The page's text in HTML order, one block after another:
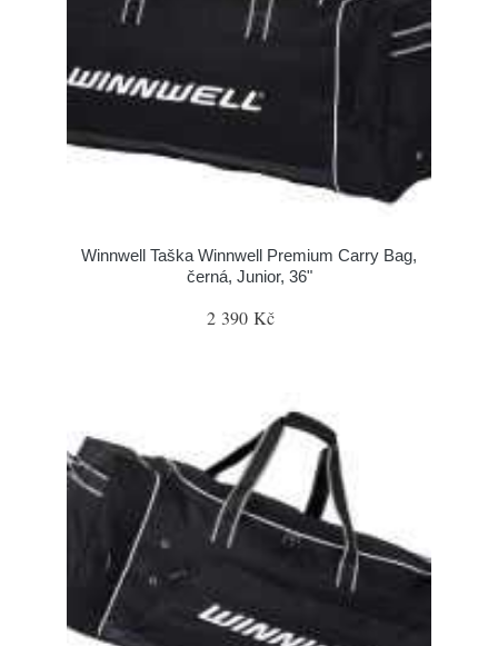
Winnwell Taška Winnwell Premium Carry Bag,
černá, Junior, 36"
2 390 Kč